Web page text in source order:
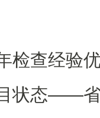
检查经验
状态——